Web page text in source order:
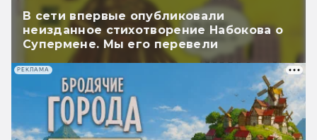
В сети впервые опубликовали
неизданное стихотворение Набокова о
Супермене. Мы его перевели
РЕКЛАМА